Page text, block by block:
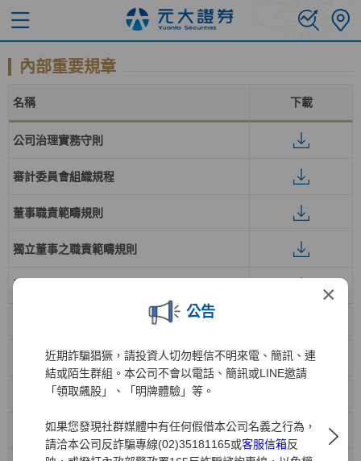
×
公告
近期詐騙猖獗，請投資人切勿輕信不明來電、簡訊、連
結或陌生群組。本公司不會以電話、簡訊或LINE邀請
「領取飆股」、「明牌體驗」等。
如果您發現社群媒體中有任何假借本公司名義之行為，
請洽本公司反詐騙專線(02)35181165或客服信箱反
內部重要規章
名稱 下載
公司治理實務守則
審計委員會組織規程
董事職責範疇規則
獨立董事之職責範疇規則
道德行為準則
董事會暨功能性委員會績效評估辦法
與利害關係人交易規則